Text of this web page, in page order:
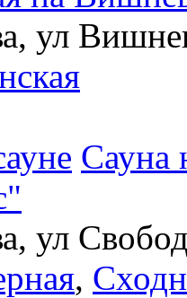
ул
Сауна
ул
,